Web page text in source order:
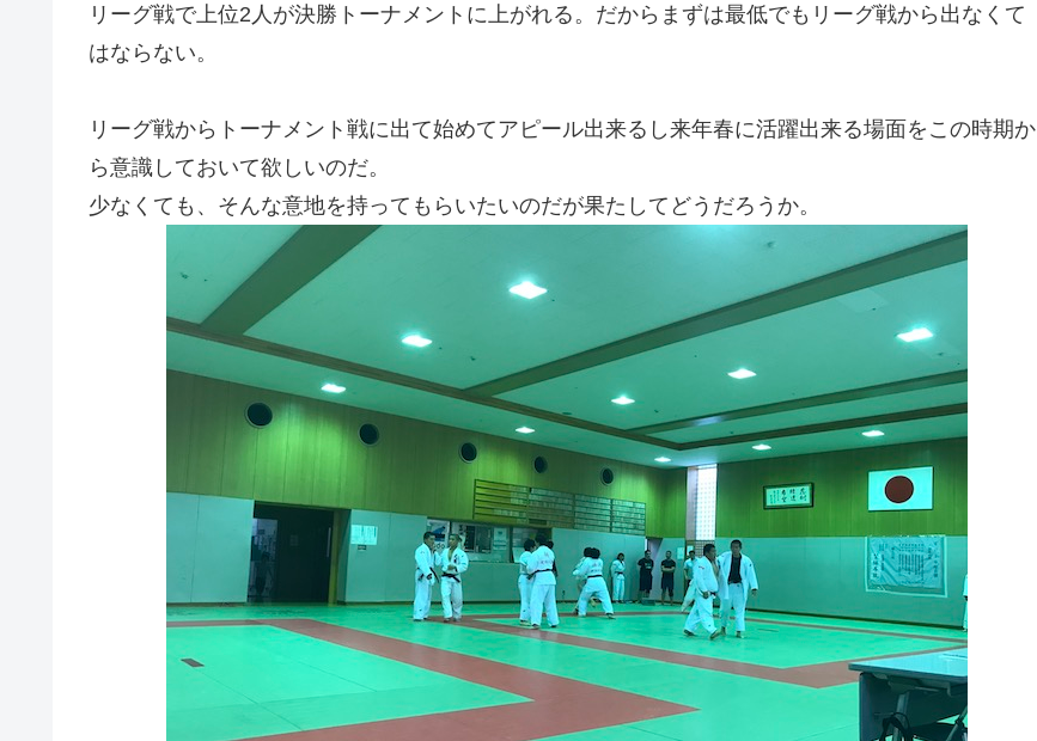
リーグ戦で上位2人が決勝トーナメントに上がれる。だからまずは最低でもリーグ戦から出なくて
はならない。
リーグ戦からトーナメント戦に出て始めてアピール出来るし来年春に活躍出来る場面をこの時期か
ら意識しておいて欲しいのだ。
少なくても、そんな意地を持ってもらいたいのだが果たしてどうだろうか。